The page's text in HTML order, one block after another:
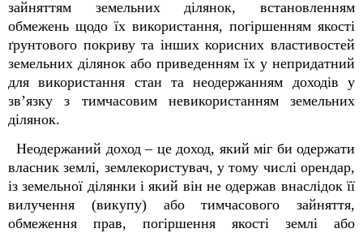
зайняттям земельних ділянок, встановленням
обмежень щодо їх використання, погіршенням якості
ґрунтового покриву та інших корисних властивостей
земельних ділянок або приведенням їх у непридатний
для використання стан та неодержанням доходів у
зв’язку з тимчасовим невикористанням земельних
ділянок.
Неодержаний доход – це доход, який міг би одержати
власник землі, землекористувач, у тому числі орендар,
із земельної ділянки і який він не одержав внаслідок її
вилучення (викупу) або тимчасового зайняття,
обмеження прав, погіршення якості землі або